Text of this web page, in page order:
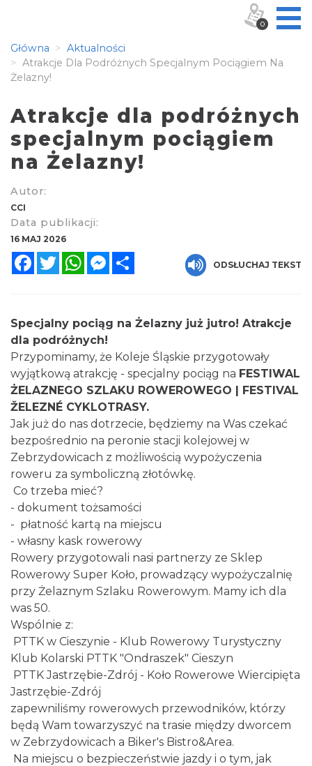
Główna
Aktualności
Atrakcje Dla Podróżnych Specjalnym Pociągiem Na
Żelazny!
Atrakcje dla podróżnych
specjalnym pociągiem
na Żelazny!
Autor:
CCI
Data publikacji:
16 MAJ 2026
FacebookTwitterWhatsAppMessenger
ODSŁUCHAJ TEKST
Specjalny pociąg na Żelazny już jutro! Atrakcje
dla podróżnych!
Przypominamy, że Koleje Śląskie przygotowały
wyjątkową atrakcję - specjalny pociąg na FESTIWAL
ŻELAZNEGO SZLAKU ROWEROWEGO | FESTIVAL
ŽELEZNÉ CYKLOTRASY.
Jak już do nas dotrzecie, będziemy na Was czekać
bezpośrednio na peronie stacji kolejowej w
Zebrzydowicach z możliwością wypożyczenia
roweru za symboliczną złotówkę.
Co trzeba mieć?
- dokument tożsamości
- płatność kartą na miejscu
- własny kask rowerowy
Rowery przygotowali nasi partnerzy ze Sklep
Rowerowy Super Koło, prowadzący wypożyczalnię
przy Żelaznym Szlaku Rowerowym. Mamy ich dla
was 50.
Wspólnie z:
PTTK w Cieszynie - Klub Rowerowy Turystyczny
Klub Kolarski PTTK "Ondraszek" Cieszyn
PTTK Jastrzębie-Zdrój - Koło Rowerowe Wiercipięta
Jastrzębie-Zdrój
zapewniliśmy rowerowych przewodników, którzy
będą Wam towarzyszyć na trasie między dworcem
w Zebrzydowicach a Biker's Bistro&Area.
Na miejscu o bezpieczeństwie jazdy i o tym, jak
0